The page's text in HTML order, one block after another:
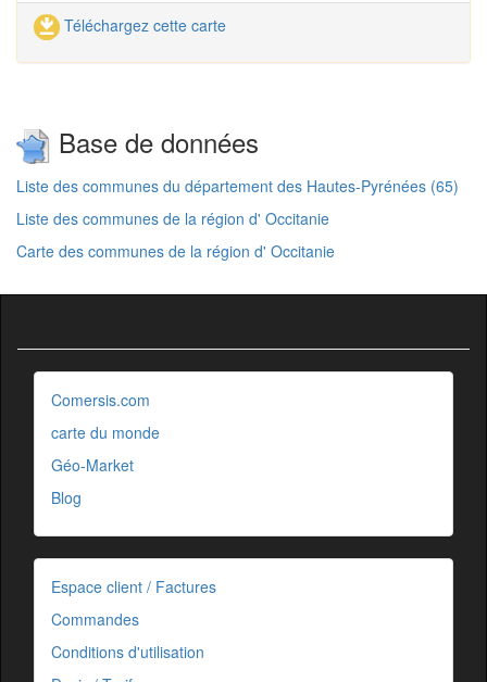
Téléchargez cette carte
Base de données
Liste des communes du département des Hautes-Pyrénées (65)
Liste des communes de la région d' Occitanie
Carte des communes de la région d' Occitanie
Comersis.com
carte du monde
Géo-Market
Blog
Espace client / Factures
Commandes
Conditions d'utilisation